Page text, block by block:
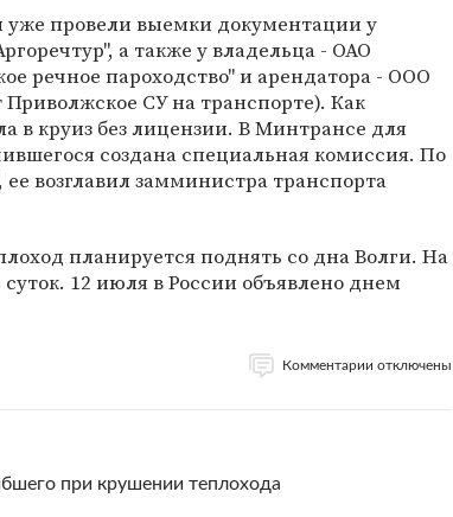
провели выемки документации у
а также у владельца - ОАО
речное пароходство" и арендатора - ООО
СУ на транспорте). Как
в круиз без лицензии. В Минтрансе для
создана специальная комиссия. По
ее возглавил замминистра транспорта
планируется поднять со дна Волги. На
суток. 12 июля в России объявлено днем
Комментарии отключены
при крушении теплохода